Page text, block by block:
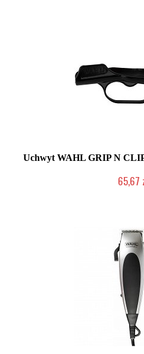
Uchwyt WAHL GRIP N
65,67